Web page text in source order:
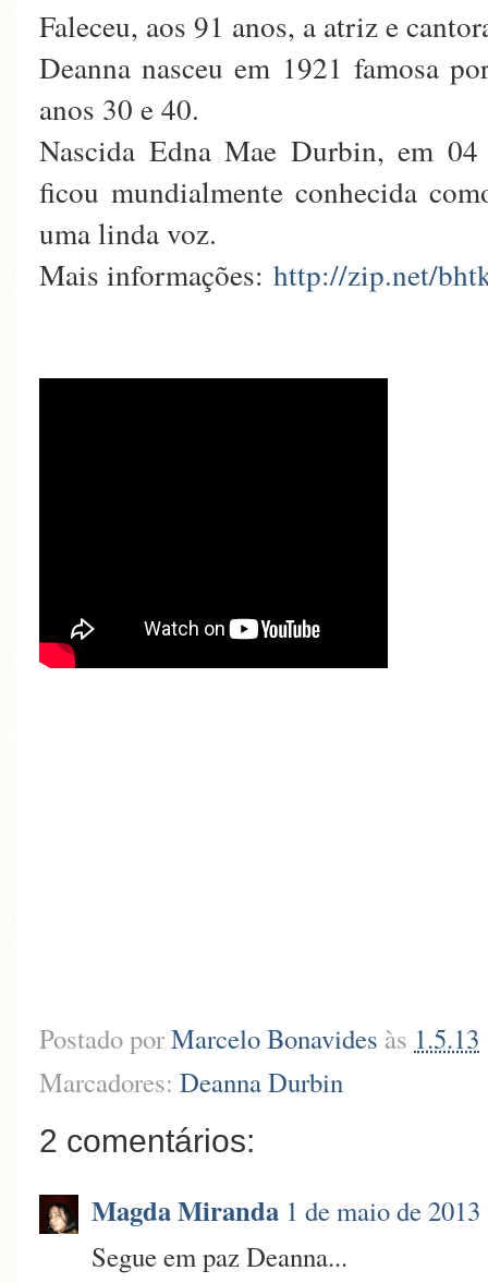
Faleceu, aos 91 anos, a atriz e
Deanna nasceu em 1921 famosa
anos 30 e 40.
Nascida Edna Mae Durbin, em
ficou mundialmente conhecida
uma linda voz.
Mais informações: http://zip.net/
Postado porMarcelo Bonavides às 1.5.13
Marcadores: Deanna Durbin
2 comentários:
Magda Miranda 1 de maio de
Segue em paz Deanna...